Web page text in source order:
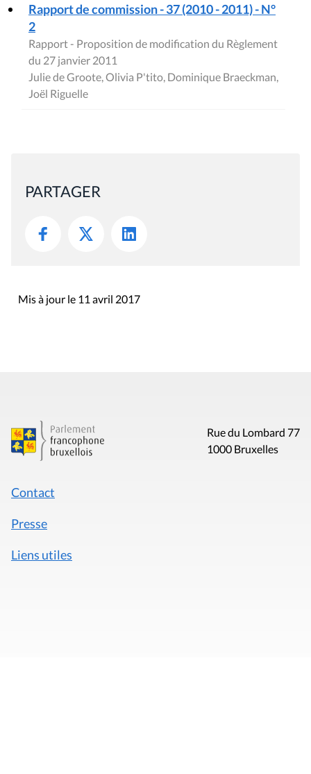
Rapport de commission - 37 (2010 - 2011) - N°
2
Rapport - Proposition de modification du Règlement
du 27 janvier 2011
Julie de Groote, Olivia P'tito, Dominique Braeckman,
Joël Riguelle
PARTAGER
Mis à jour le 11 avril 2017
Rue du Lombard 77
1000 Bruxelles
Contact
Presse
Liens utiles